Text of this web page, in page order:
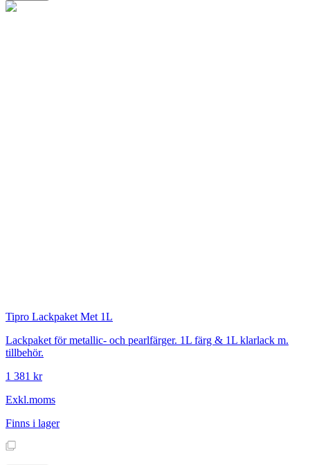
Tipro Lackpaket Met 1L
Lackpaket för metallic- och pearlfärger. 1L färg & 1L klarlack m.
tillbehör.
1 381 kr
Exkl.moms
Finns i lager